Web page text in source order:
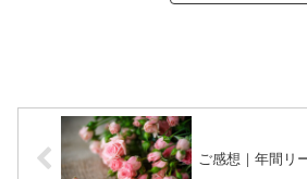
ご感想｜年間リ